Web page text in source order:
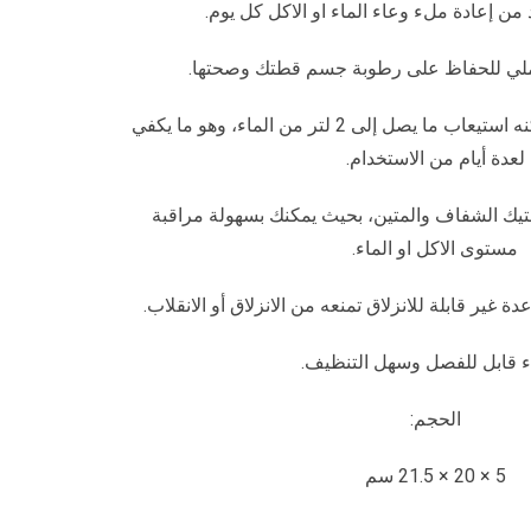
إعادة ملء وعاء الماء او الاكل كل يوم.
للحفاظ على رطوبة جسم قطتك وصحتها.
يتميز بخزان كبير السعة يمكنه استيعاب ما يصل إلى 2 لتر من الماء، وهو ما يكفي
لعدة أيام من الاستخدام.
الشفاف والمتين، بحيث يمكنك بسهولة مراقبة
مستوى الاكل او الماء.
غير قابلة للانزلاق تمنعه من الانزلاق أو الانقلاب.
قابل للفصل وسهل التنظيف.
الحجم:
5 × 20 × 21.5 سم